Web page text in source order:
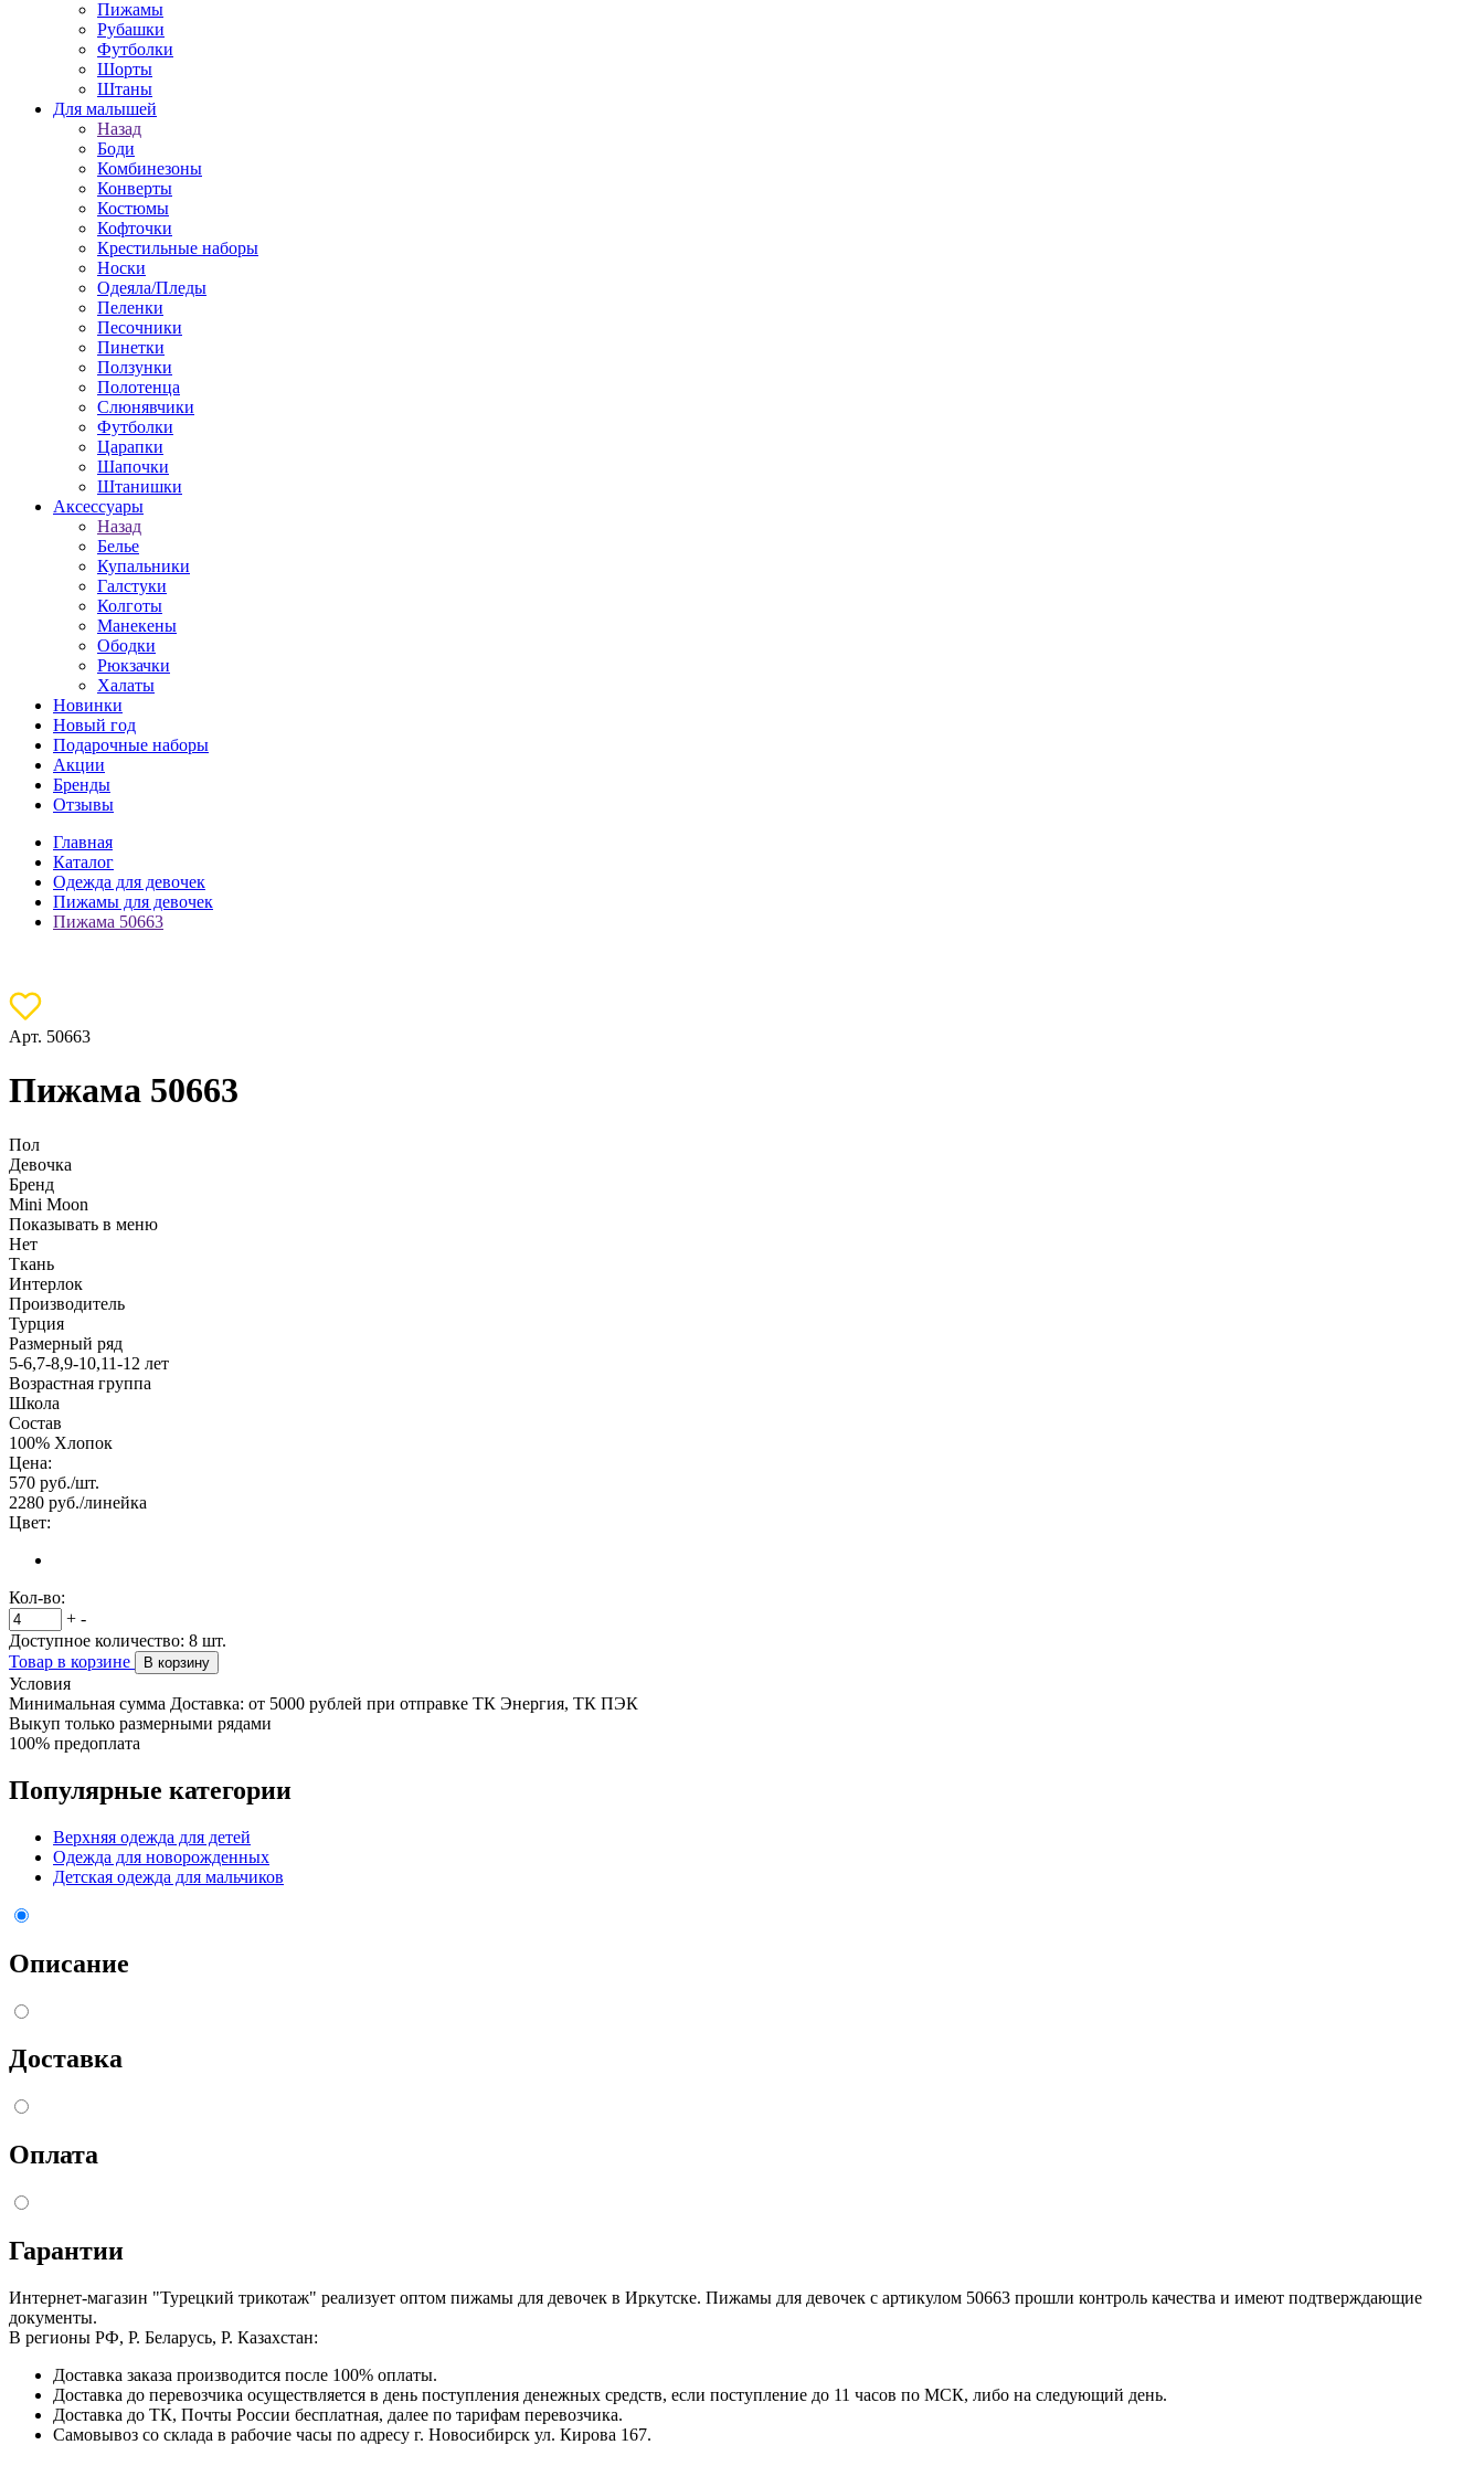
Пижамы
Рубашки
Футболки
Шорты
Штаны
Для малышей
Назад
Боди
Комбинезоны
Конверты
Костюмы
Кофточки
Крестильные наборы
Носки
Одеяла/Пледы
Пеленки
Песочники
Пинетки
Ползунки
Полотенца
Слюнявчики
Футболки
Царапки
Шапочки
Штанишки
Аксессуары
Назад
Белье
Купальники
Галстуки
Колготы
Манекены
Ободки
Рюкзачки
Халаты
Новинки
Новый год
Подарочные наборы
Акции
Бренды
Отзывы
Главная
Каталог
Одежда для девочек
Пижамы для девочек
Пижама 50663
Арт. 50663
Пижама 50663
Пол
Девочка
Бренд
Mini Moon
Показывать в меню
Нет
Ткань
Интерлок
Производитель
Турция
Размерный ряд
5-6,7-8,9-10,11-12 лет
Возрастная группа
Школа
Состав
100% Хлопок
Цена:
570 руб./шт.
2280 руб./линейка
Цвет:
Кол-во:
+ -
Доступное количество: 8 шт.
Товар в корзине
В корзину
Условия
Минимальная сумма Доставка: от 5000 рублей при отправке ТК Энергия, ТК ПЭК
Выкуп только размерными рядами
100% предоплата
Популярные категории
Верхняя одежда для детей
Одежда для новорожденных
Детская одежда для мальчиков
Описание
Доставка
Оплата
Гарантии
Интернет-магазин "Турецкий трикотаж" реализует оптом пижамы для девочек в Иркутске. Пижамы для девочек с артикулом 50663 прошли контроль качества и имеют подтверждающие
документы.
В регионы РФ, Р. Беларусь, Р. Казахстан:
Доставка заказа производится после 100% оплаты.
Доставка до перевозчика осуществляется в день поступления денежных средств, если поступление до 11 часов по МСК, либо на следующий день.
Доставка до ТК, Почты России бесплатная, далее по тарифам перевозчика.
Самовывоз со склада в рабочие часы по адресу г. Новосибирск ул. Кирова 167.